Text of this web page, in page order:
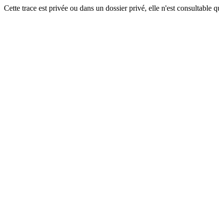
Cette trace est privée ou dans un dossier privé, elle n'est consultable